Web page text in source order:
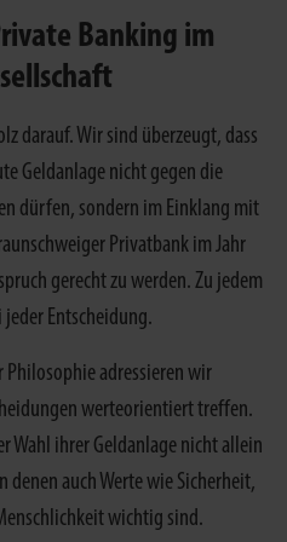
Banking im
darauf. Wir sind überzeugt, dass
Geldanlage nicht gegen die
dürfen, sondern im Einklang mit
Privatbank im Jahr
gerecht zu werden. Zu jedem
Entscheidung.
adressieren wir
werteorientiert treffen.
Wahl ihrer Geldanlage nicht allein
denen auch Werte wie Sicherheit,
wichtig sind.